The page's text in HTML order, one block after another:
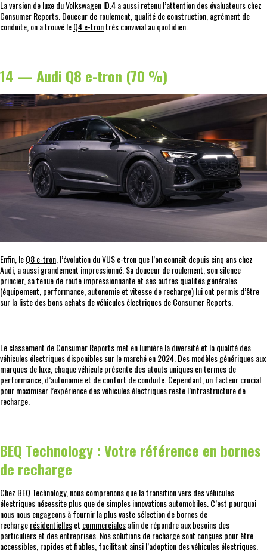
La version de luxe du Volkswagen ID.4 a aussi retenu l’attention des évaluateurs chez
Consumer Reports. Douceur de roulement, qualité de construction, agrément de
conduite, on a trouvé leQ4 e-trontrès convivial au quotidien.
14 — Audi Q8 e-tron (70 %)
Enfin, leQ8 e-tron , l’évolution du VUS e-tron que l’on connaît depuis cinq ans chez
Audi, a aussi grandement impressionné. Sa douceur de roulement, son silence
princier, sa tenue de route impressionnante et ses autres qualités générales
(équipement, performance, autonomie et vitesse de recharge) lui ont permis d’être
sur la liste des bons achats de véhicules électriques de Consumer Reports.
Le classement de Consumer Reports met en lumière la diversité et la qualité des
véhicules électriques disponibles sur le marché en 2024. Des modèles génériques aux
marques de luxe, chaque véhicule présente des atouts uniques en termes de
performance, d’autonomie et de confort de conduite. Cependant, un facteur crucial
pour maximiser l’expérience des véhicules électriques reste l’infrastructure de
recharge.
BEQ Technology : Votre référence en bornes
de recharge
Chez BEQ Technology, nous comprenons que la transition vers des véhicules
électriques nécessite plus que de simples innovations automobiles. C’est pourquoi
nous nous engageons à fournir la plus vaste sélection de bornes de
rechargerésidentielleset commercialesafin de répondre aux besoins des
particuliers et des entreprises. Nos solutions de recharge sont conçues pour être
accessibles, rapides et fiables, facilitant ainsi l’adoption des véhicules électriques.